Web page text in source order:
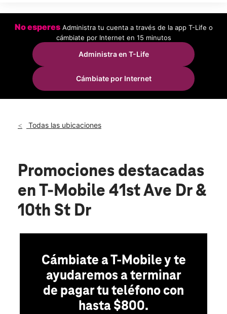
913 41st Avenue Dr #1 Moline, IL 61265
No esperes Administra tu cuenta a través de la app T-Life o
cámbiate por Internet en 15 minutos
Administra en T-Life
Cámbiate por Internet
Todas las ubicaciones
Promociones destacadas
en T-Mobile 41st Ave Dr &
10th St Dr
Cámbiate a T-Mobile y te
ayudaremos a terminar
de pagar tu teléfono con
hasta $800.